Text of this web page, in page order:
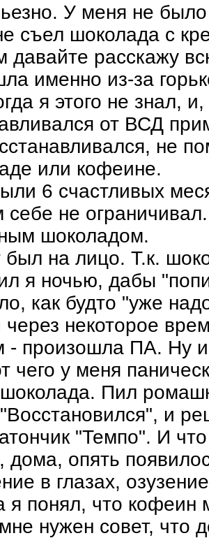
У меня не
съел шоколада с
давайте расскажу
именно из-за
я этого не знал,
от ВСД
не
или кофеине.
6 счастливых
себе не
шоколадом.
на лицо. Т.к.
я ночью, дабы
как будто "уже
через некоторое
- произошла ПА. Ну
чего у меня
Пил
и
"Темпо". И
опять
в глазах,
я понял, что
нужен совет, что